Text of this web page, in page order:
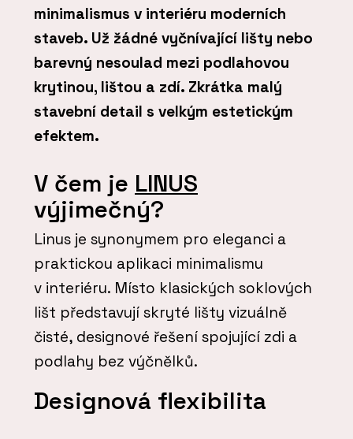
minimalismus v interiéru moderních
staveb. Už žádné vyčnívající lišty nebo
barevný nesoulad mezi podlahovou
krytinou, lištou a zdí. Zkrátka malý
stavební detail s velkým estetickým
efektem.
V čem je LINUS
výjimečný?
Linus je synonymem pro eleganci a
praktickou aplikaci minimalismu
v interiéru. Místo klasických soklových
lišt představují skryté lišty vizuálně
čisté, designové řešení spojující zdi a
podlahy bez výčnělků.
Designová flexibilita